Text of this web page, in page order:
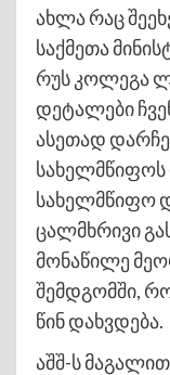
ახლა რაც
საქმეთა
რუს კოლეგა
დეტალები
ასეთად
სახელმწიფოს
სახელმწიფო
ცალმხრივი
მონაწილე
შემდგომში,
წინ დახვდება.
აშშ-ს